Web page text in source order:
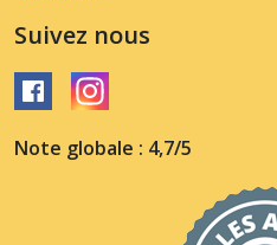
Suivez nous
Note globale : 4,7/5